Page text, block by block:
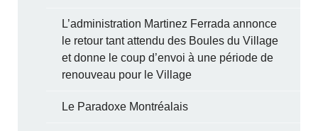
L’administration Martinez Ferrada annonce
le retour tant attendu des Boules du Village
et donne le coup d’envoi à une période de
renouveau pour le Village
Le Paradoxe Montréalais